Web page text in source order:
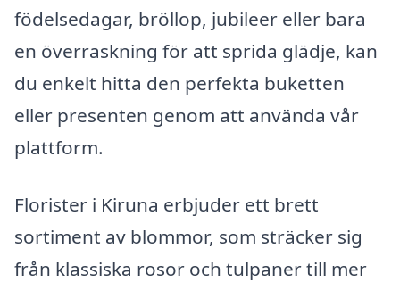
födelsedagar, bröllop, jubileer eller bara
en överraskning för att sprida glädje, kan
du enkelt hitta den perfekta buketten
eller presenten genom att använda vår
plattform.
Florister i Kiruna erbjuder ett brett
sortiment av blommor, som sträcker sig
från klassiska rosor och tulpaner till mer